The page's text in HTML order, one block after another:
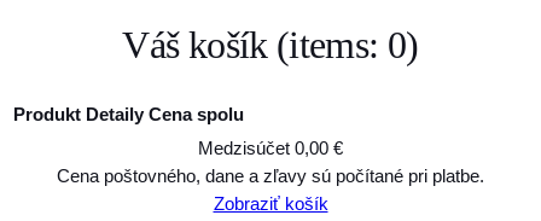
Váš košík (items: 0)
Produkty
Produkt Detaily Cena spolu
Medzisúčet 0,00 €
Cena poštovného, dane a zľavy sú počítané pri platbe.
Zobraziť košík